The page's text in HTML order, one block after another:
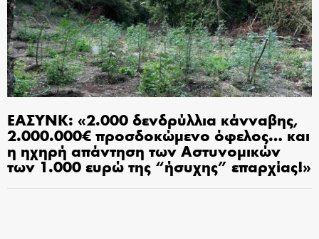
ΕΑΣΥΝΚ: «2.000 δενδρύλλια κάνναβης,
2.000.000€ προσδοκώμενο όφελος… και
η ηχηρή απάντηση των Αστυνομικών
των 1.000 ευρώ της “ήσυχης” επαρχίας!»